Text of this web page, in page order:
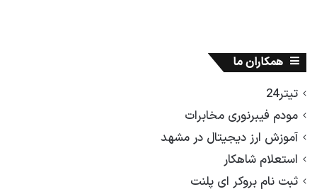
همکاران ما
تیتر24
مودم فیبرنوری مخابرات
آموزش ارز دیجیتال در مشهد
استعلام شاهکار
ثبت نام بروکر ای پلنت